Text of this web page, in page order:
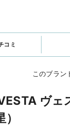
コミ
このブラン
ヴェ